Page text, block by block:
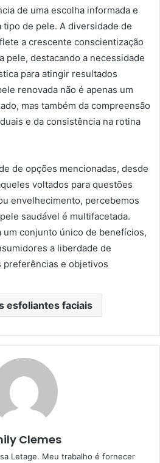
de uma escolha informada e
tipo de pele. A diversidade de
a crescente conscientização
pele, destacando a necessidade
para atingir resultados
renovada não é apenas um
mas também da compreensão
e da consistência na rotina
de opções mencionadas, desde
voltados para questões
envelhecimento, percebemos
saudável é multifacetada.
um conjunto único de benefícios,
a liberdade de
e objetivos
esfoliantes faciais
Clemes
Letage. Meu trabalho é fornecer